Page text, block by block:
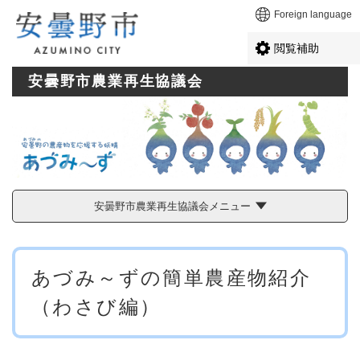
メニューを飛ばして本文へ Foreign language
閲覧補助
安曇野市農業再生協議会
安曇野市農業再生協議会メニュー
本
あづみ～ずの簡単農産物紹介
（わさび編）